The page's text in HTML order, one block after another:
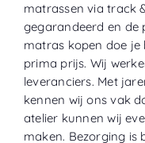
matrassen via track
gegarandeerd en de
matras kopen doe je
prima prijs. Wij
leveranciers. Met
kennen wij ons vak
atelier kunnen wij
maken. Bezorging is